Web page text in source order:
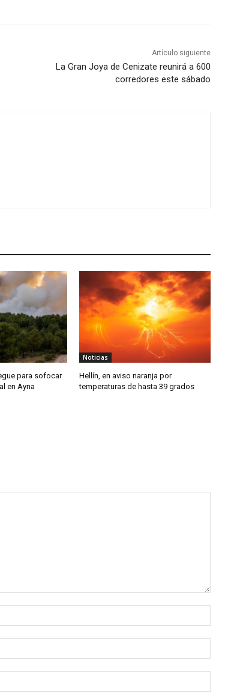
Artículo siguiente
La Gran Joya de Cenizate reunirá a 600
corredores este sábado
para sofocar
en Ayna
Noticias
Hellín, en aviso naranja por
temperaturas de hasta 39 grados
web: